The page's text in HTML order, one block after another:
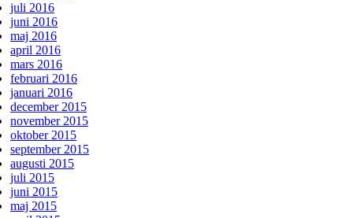
juli 2016
juni 2016
maj 2016
april 2016
mars 2016
februari 2016
januari 2016
december 2015
november 2015
oktober 2015
september 2015
augusti 2015
juli 2015
juni 2015
maj 2015